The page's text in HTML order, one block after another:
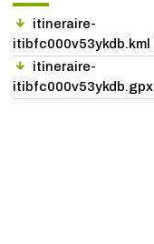
itineraire-
itibfc000v53ykdb.kml
itineraire-
itibfc000v53ykdb.gpx